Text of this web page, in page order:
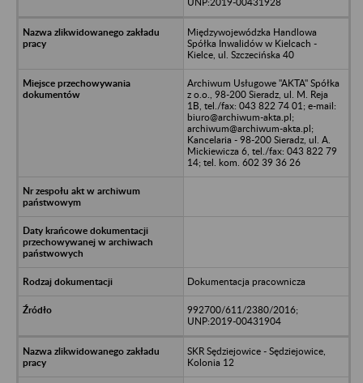
Międzywojewódzka Handlowa
Spółka Inwalidów w Kielcach -
Kielce, ul. Szczecińska 40
Archiwum Usługowe "AKTA" Spółka
z o.o., 98-200 Sieradz, ul. M. Reja
1B, tel./fax: 043 822 74 01; e-mail:
biuro@archiwum-akta.pl;
archiwum@archiwum-akta.pl;
Kancelaria - 98-200 Sieradz, ul. A.
Mickiewicza 6, tel./fax: 043 822 79
14; tel. kom. 602 39 36 26
Dokumentacja pracownicza
992700/611/2380/2016;
UNP:2019-00431904
SKR Sędziejowice - Sędziejowice,
Kolonia 12